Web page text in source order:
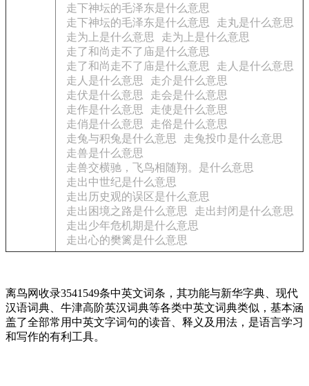
走下神坛的毛泽东是什么意思
走下神坛的毛泽东是什么意思
走丸是什么意思
走为上是什么意思
走为上是什么意思
走了和尚走不了庙是什么意思
走了和尚走不了庙是什么意思
走人是什么意思
走人是什么意思
走介是什么意思
走伏是什么意思
走会是什么意思
走作是什么意思
走使是什么意思
走俏是什么意思
走俗是什么意思
走兔与积兔是什么意思
走兔投巾是什么意思
走兽是什么意思
走兽交横驰，飞鸟相随翔。是什么意思
走出中世纪是什么意思
走出历史观的误区是什么意思
走出困境之路是什么意思
走出封闭是什么意思
走出少年危机期是什么意思
走出心的樊篱是什么意思
离鸟网收录3541549条中英文词条，其功能与新华字典、现代
汉语词典、牛津高阶英汉词典等各类中英文词典类似，基本涵
盖了全部常用中英文字词句的读音、释义及用法，是语言学习
和写作的有利工具。